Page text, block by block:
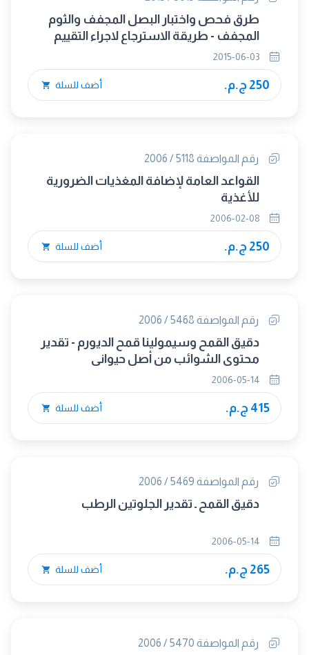
طرق فحص واختبار البصل المجفف والثوم
المجفف - طريقة الاسترجاع لاجراء التقييم
المعيارى الحسي
250 ج.م. أضف للسلة
رقم المواصفة 5118 / 2006
القواعد العامة لإضافة المغذيات الضرورية
للأغذية
250 ج.م. أضف للسلة
رقم المواصفة 5468 / 2006
دقيق القمح وسيمولينا قمح الديورم - تقدير
محتوى الشوائب من أصل حيوانى
415 ج.م. أضف للسلة
رقم المواصفة 5469 / 2006
دقيق القمح ـ تقدير الجلوتين الرطب
265 ج.م. أضف للسلة
رقم المواصفة 5470 / 2006